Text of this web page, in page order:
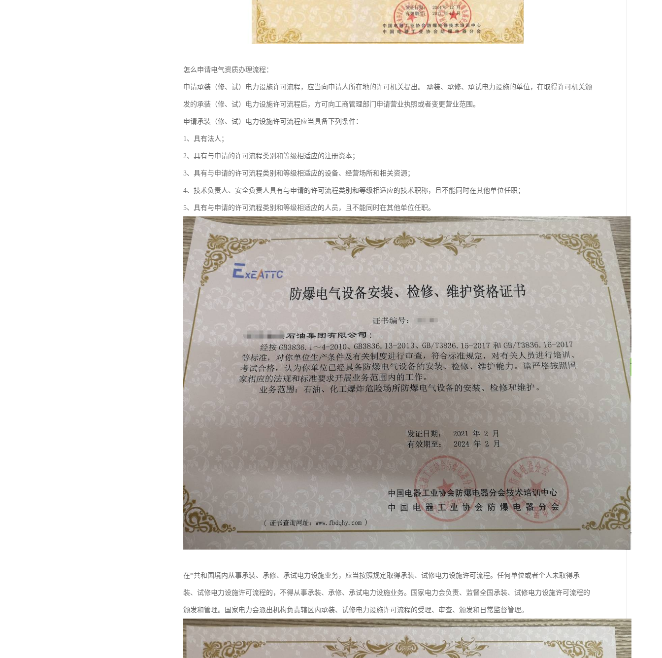
怎么申请电气资质办理流程：
申请承装（修、试）电力设施许可流程，应当向申请人所在地的许可机关提出。 承装、承修、承试电力设施的单位，在取得许可机关颁
发的承装（修、试）电力设施许可流程后，方可向工商管理部门申请营业执照或者变更营业范围。
申请承装（修、试）电力设施许可流程应当具备下列条件：
1、具有法人；
2、具有与申请的许可流程类别和等级相适应的注册资本；
3、具有与申请的许可流程类别和等级相适应的设备、经营场所和相关资源；
4、技术负责人、安全负责人具有与申请的许可流程类别和等级相适应的技术职称，且不能同时在其他单位任职；
5、具有与申请的许可流程类别和等级相适应的人员，且不能同时在其他单位任职。
在*共和国境内从事承装、承修、承试电力设施业务，应当按照规定取得承装、试修电力设施许可流程。任何单位或者个人未取得承
装、试修电力设施许可流程的，不得从事承装、承修、承试电力设施业务。国家电力会负责、监督全国承装、试修电力设施许可流程的
颁发和管理。国家电力会派出机构负责辖区内承装、试修电力设施许可流程的受理、审查、颁发和日常监督管理。